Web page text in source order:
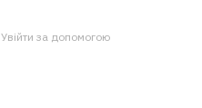
Увійти за допомогою